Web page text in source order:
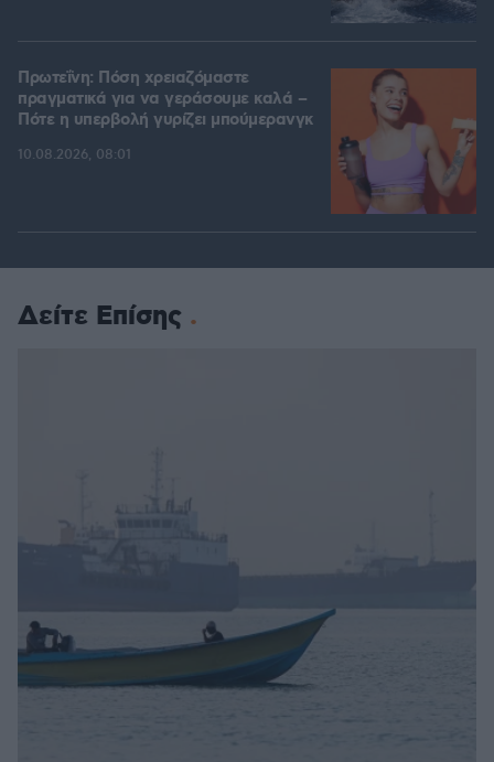
Πρωτεΐνη: Πόση χρειαζόμαστε
πραγματικά για να γεράσουμε καλά –
Πότε η υπερβολή γυρίζει μπούμερανγκ
10.08.2026, 08:01
Δείτε Επίσης